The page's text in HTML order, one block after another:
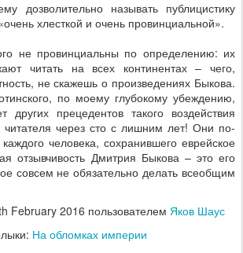
дозволительно называть публицистику
хлесткой и очень провинциальной».
не провинциальны по определению: их
читать на всех континентах – чего,
не скажешь о произведениях Быкова.
по моему глубокому убеждению,
других прецедентов такого воздействия
читателя через сто с лишним лет! Они по-
человека, сохранившего еврейское
отзывчивость Дмитрия Быкова – это его
совсем не обязательно делать всеобщим
February 2016 пользователем Яков Шаус
На обломках империи